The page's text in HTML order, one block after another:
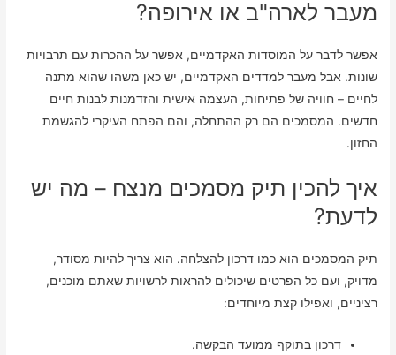
מעבר לארה"ב או אירופה?
אפשר לדבר על המוסדות האקדמיים, אפשר על ההכרות עם תרבויות
שונות. אבל מעבר למדדים האקדמיים, יש כאן משהו שהוא מתנה
לחיים – חוויה של פתיחות, העצמה אישית והזדמנות לבנות חיים
חדשים. המסמכים הם רק ההתחלה, והם הפתח העיקרי להגשמת
החזון.
איך להכין תיק מסמכים מנצח – מה יש
לדעת?
תיק המסמכים הוא כמו דרכון להצלחה. הוא צריך להיות מסודר,
מדויק, ועם כל הפרטים שיכולים להראות לרשויות שאתם מוכנים,
רציניים, ואפילו קצת מיוחדים:
דרכון בתוקף ממועד הבקשה.